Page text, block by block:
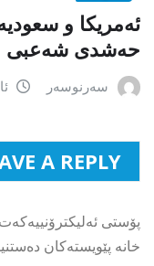
ئەمریکا و
حەشدی شەعبی
سەرنوسەر
A REPLY
پۆستی ئەلیکترۆنییەکەت
خانە پێویستەکان